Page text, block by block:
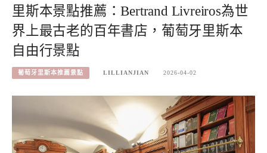
里斯本景點推薦：Bertrand Livreiros為世
界上最古老的百年書店，葡萄牙里斯本
自由行景點
葡萄牙里斯本推薦景點 LILLIANJIAN 2026-04-02